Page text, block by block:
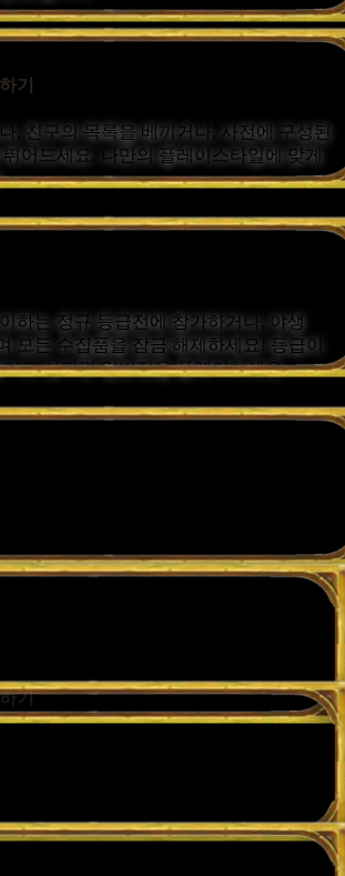
기
, 친구의 목록을 베끼거나, 사전에 구성된
어드세요. 나만의 플레이스타일에 맞게
.
하는 정규 등급전에 참가하거나, 야생
모든 수집품을 잠금 해제하세요! 등급이
고 싶다면 일반전을 플레이하세요.
구성됩니다.
웅 능력이 있으며, 영웅의 특징을
기
, 친구의 목록을 베끼거나, 사전에 구성된